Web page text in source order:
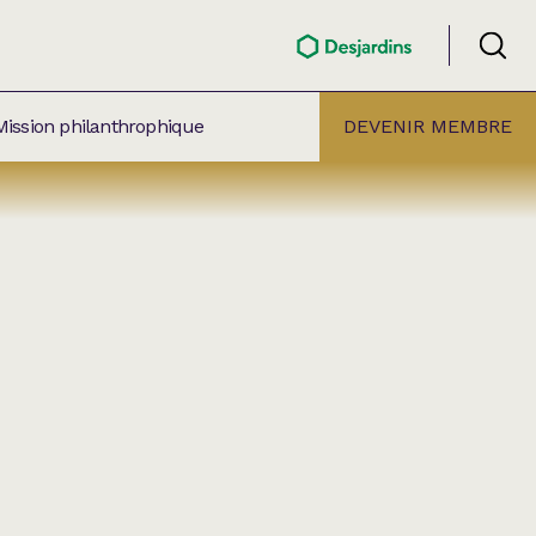
philanthrophique DEVENIR MEMBRE